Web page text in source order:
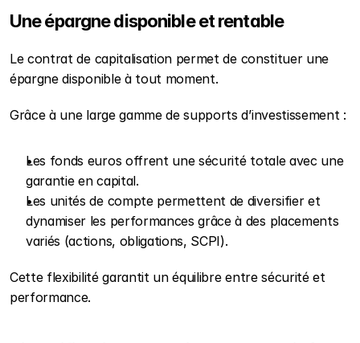
Une épargne disponible et rentable
Le contrat de capitalisation permet de constituer une
épargne disponible à tout moment.
Grâce à une large gamme de supports d’investissement :
Les fonds euros offrent une sécurité totale avec une
garantie en capital.
Les unités de compte permettent de diversifier et
dynamiser les performances grâce à des placements
variés (actions, obligations, SCPI).
Cette flexibilité garantit un équilibre entre sécurité et
performance.